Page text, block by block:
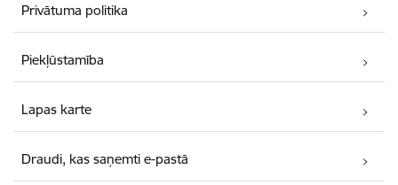
Privātuma politika
Piekļūstamība
Lapas karte
Draudi, kas saņemti e-pastā